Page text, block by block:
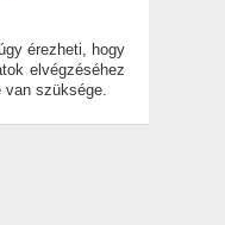
érezheti, hogy
elvégzéséhez
szüksége.